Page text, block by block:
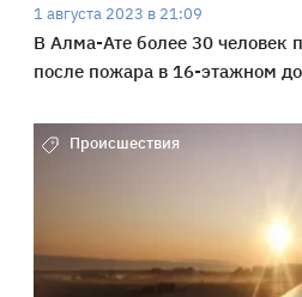
1 августа 2023 в 21:09
В Алма-Ате более 30 человек
после пожара в 16-этажном
Происшествия